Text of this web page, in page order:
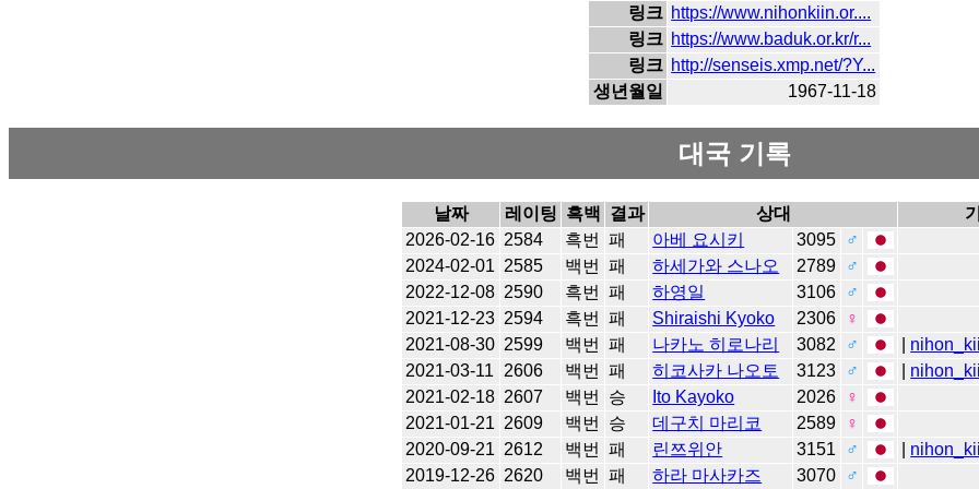
링크 https://www.nihonkiin.or....
링크 https://www.baduk.or.kr/r...
링크 http://senseis.xmp.net/?Y...
생년월일
1967-11-18
대국 기록
날짜 레이팅 흑백 결과 상대
2026-02-16 2584 흑번 패 아베 요시키 3095
♂
2024-02-01 2585 백번 패 하세가와 스나오 2789
♂
2022-12-08 2590 흑번 패 하영일 3106
♂
2021-12-23 2594 흑번 패 Shiraishi Kyoko 2306
♀
2021-08-30 2599 백번 패 나카노 히로나리 3082 ♂
2021-03-11
2606 백번 패 히코사카 나오토 3123 ♂
2021-02-18 2607 백번 승 Ito Kayoko 2026
♀
2021-01-21 2609 백번 승 데구치 마리코 2589
♀
2020-09-21 2612 백번 패 린쯔위안 3151 ♂
2019-12-26 2620 백번 패 하라 마사카즈 3070 ♂